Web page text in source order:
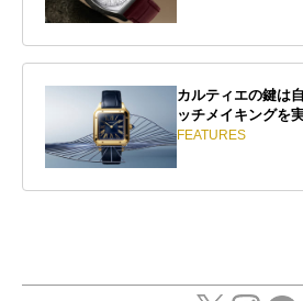
カルティエの鍵は
ッチメイキングを
FEATURES